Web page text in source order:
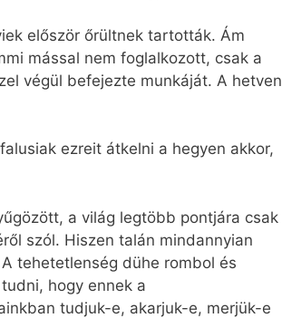
először őrültnek tartották. Ám
mással nem foglalkozott, csak a
végül befejezte munkáját. A hetven
ezreit átkelni a hegyen akkor,
a világ legtöbb pontjára csak
szól. Hiszen talán mindannyian
tehetetlenség dühe rombol és
hogy ennek a
tudjuk-e, akarjuk-e, merjük-e